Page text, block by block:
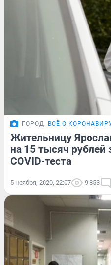
ГОРОД ВСЁ О
Жительницу
на 15 тысяч рублей
COVID-теста
5 ноября, 2020, 22:07 9 853